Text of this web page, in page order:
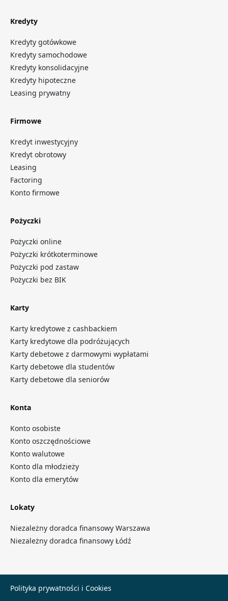
Kredyty
Kredyty gotówkowe
Kredyty samochodowe
Kredyty konsolidacyjne
Kredyty hipoteczne
Leasing prywatny
Firmowe
Kredyt inwestycyjny
Kredyt obrotowy
Leasing
Factoring
Konto firmowe
Pożyczki
Pożyczki online
Pożyczki krótkoterminowe
Pożyczki pod zastaw
Pożyczki bez BIK
Karty
Karty kredytowe z cashbackiem
Karty kredytowe dla podróżujących
Karty debetowe z darmowymi wypłatami
Karty debetowe dla studentów
Karty debetowe dla seniorów
Konta
Konto osobiste
Konto oszczędnościowe
Konto walutowe
Konto dla młodzieży
Konto dla emerytów
Lokaty
Niezależny doradca finansowy Warszawa
Niezależny doradca finansowy Łódź
Polityka prywatności i Cookies